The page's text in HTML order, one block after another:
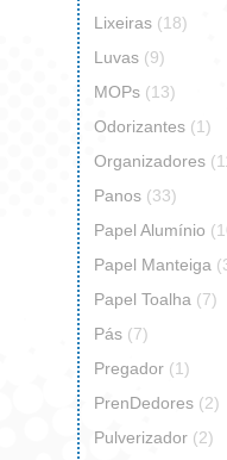
Lixeiras (18)
Luvas (9)
MOPs (13)
Odorizantes (1)
Organizadores
Panos (33)
Papel Alumínio
Papel Manteiga
Papel Toalha (7)
Pás (7)
Pregador (1)
PrenDedores (2)
Pulverizador (2)